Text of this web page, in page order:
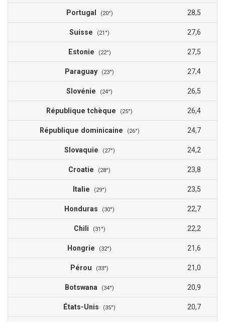
Portugal (20°) 28,5
Suisse (21°) 27,6
Estonie (22°) 27,5
Paraguay (23°) 27,4
Slovénie (24°) 26,5
République tchèque (25°) 26,4
République dominicaine (26°) 24,7
Slovaquie (27°) 24,2
Croatie (28°) 23,8
Italie (29°) 23,5
Honduras (30°) 22,7
Chili (31°) 22,2
Hongrie (32°) 21,6
Pérou (33°) 21,0
Botswana (34°) 20,9
États-Unis (35°) 20,7